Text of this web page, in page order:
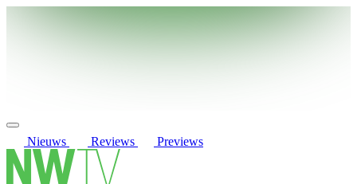
Nieuws Reviews Previews